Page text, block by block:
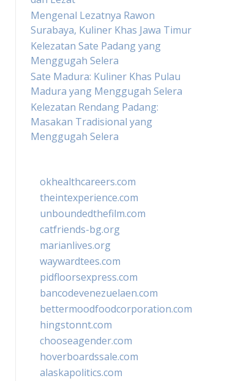
Mengenal Lezatnya Rawon
Surabaya, Kuliner Khas Jawa Timur
Kelezatan Sate Padang yang
Menggugah Selera
Sate Madura: Kuliner Khas Pulau
Madura yang Menggugah Selera
Kelezatan Rendang Padang:
Masakan Tradisional yang
Menggugah Selera
okhealthcareers.com
theintexperience.com
unboundedthefilm.com
catfriends-bg.org
marianlives.org
waywardtees.com
pidfloorsexpress.com
bancodevenezuelaen.com
bettermoodfoodcorporation.com
hingstonnt.com
chooseagender.com
hoverboardssale.com
alaskapolitics.com